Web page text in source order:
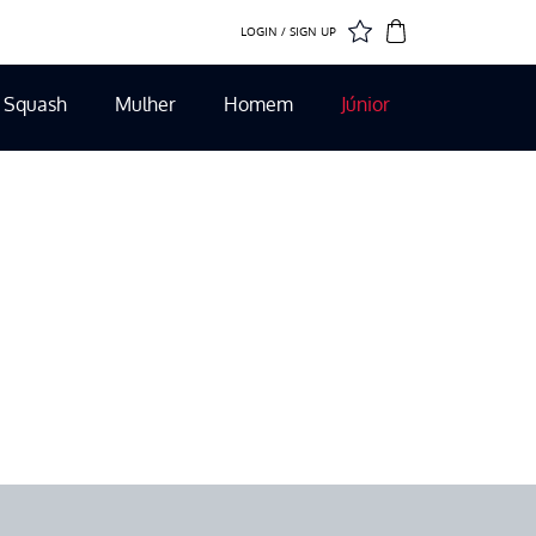
LOGIN / SIGN UP
Squash Mulher Homem Júnior